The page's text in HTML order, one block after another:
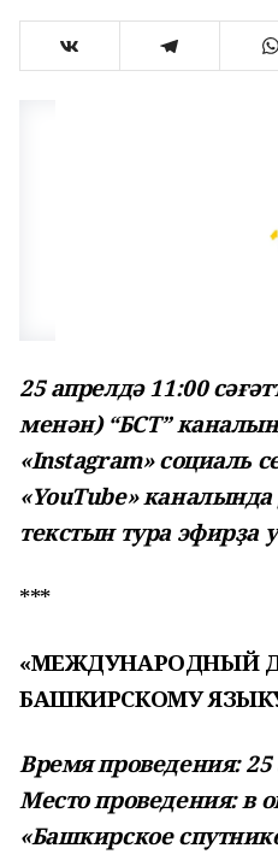
25 апрелдә 11:00
менән) “БСТ”
«Instagram» социаль
«YouTube»
текстын тура
***
«МЕЖДУНАРОДНЫЙ
БАШКИРСКОМУ
Время проведения: 25
Место проведения: в
«Башкирское